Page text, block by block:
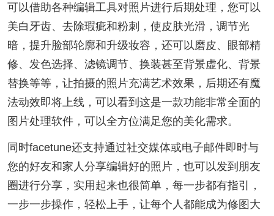
可以借助各种编辑工具对照片进行后期处理，您可以
美白牙齿、去除瑕疵和粉刺，使皮肤光滑，调节光
暗，提升脸部轮廓和升级妆容，还可以磨皮、眼部精
修、发色选择、滤镜调节、换装甚至背景虚化、背景
替换等等，让拍摄的照片充满艺术效果，后期还有魔
法动效即将上线，可以看到这是一款功能非常全面的
图片处理软件，可以全方位满足您的美化需求。
同时facetune还支持通过社交媒体或电子邮件即时与
您的好友和家人分享编辑好的照片，也可以发到朋友
圈进行分享，实用起来也很简单，每一步都有指引，
一步一步操作，轻松上手，让每个人都能成为修图大